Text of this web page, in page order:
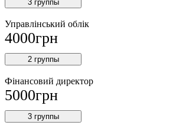
3 группы
Управлінський облік
4000грн
2 группы
Фінансовий директор
5000грн
3 группы